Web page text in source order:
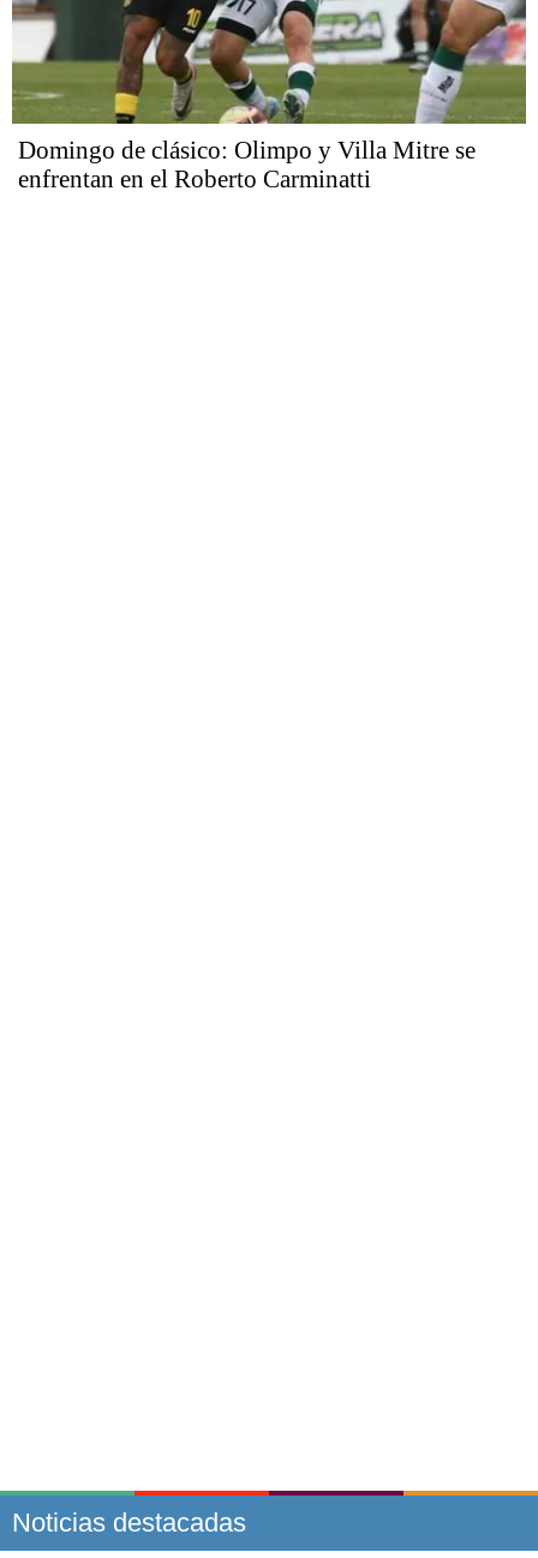
Domingo de clásico: Olimpo y Villa Mitre se
enfrentan en el Roberto Carminatti
Noticias destacadas